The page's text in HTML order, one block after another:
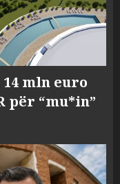
mln euro
për “mu*in”